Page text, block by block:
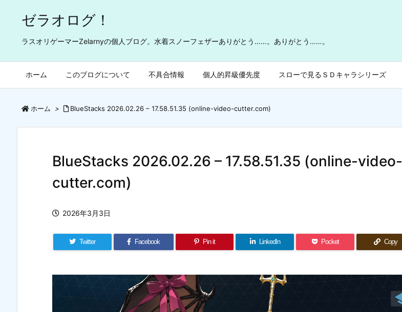
ゼラオログ！
ラスオリゲーマーZelarnyの個人ブログ。水着スノーフェザーありがとう……。ありがとう……。
ホーム このブログについて 不具合情報 個人的昇級優先度 スローで見るＳＤキャラシリーズ
ホーム > BlueStacks 2026.02.26 – 17.58.51.35 (online-video-cutter.com)
BlueStacks 2026.02.26 – 17.58.51.35 (online-video-
cutter.com)
2026年3月3日
Twitter Facebook Pin it LinkedIn Pocket Copy
動